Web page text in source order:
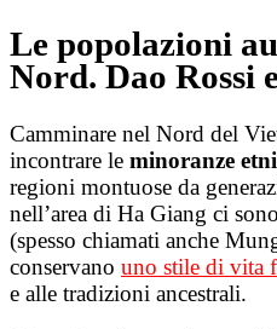
Le popolazioni
Nord. Dao Rossi
Camminare nel Nord del
incontrare le minoranze
regioni montuose da
nell’area di Ha Giang ci
(spesso chiamati anche
conservano uno stile di vita
e alle tradizioni ancestrali.